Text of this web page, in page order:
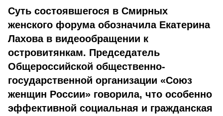
Суть состоявшегося в Смирных
женского форума обозначила Екатерина
Лахова в видеообращении к
островитянкам. Председатель
Общероссийской общественно-
государственной организации «Союз
женщин России» говорила, что особенно
эффективной социальная и гражданская